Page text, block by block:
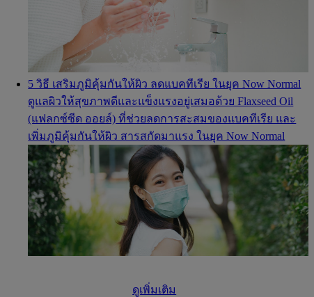
5 วิธี เสริมภูมิคุ้มกันให้ผิว ลดแบคทีเรีย ในยุค Now Normal
ดูแลผิวให้สุขภาพดีและแข็งแรงอยู่เสมอด้วย Flaxseed Oil
(แฟลกซ์ซีด ออยล์) ที่ช่วยลดการสะสมของแบคทีเรีย และ
เพิ่มภูมิคุ้มกันให้ผิว สารสกัดมาแรง ในยุค Now Normal
ดูเพิ่มเติม